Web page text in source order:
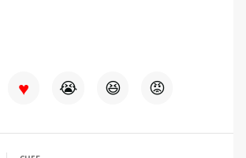
♥ 😭 😆 😡